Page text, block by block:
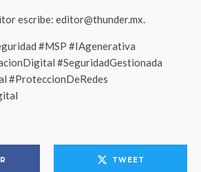
escribe: editor@thunder.mx.
#MSP #IAgenerativa
#SeguridadGestionada
#ProteccionDeRedes
TWEET